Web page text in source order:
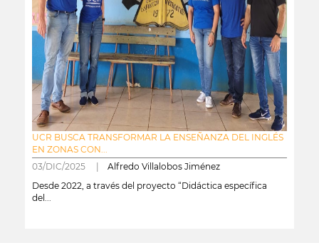
UCR BUSCA TRANSFORMAR LA ENSEÑANZA DEL INGLÉS
EN ZONAS CON...
03/DIC/2025 | Alfredo Villalobos Jiménez
Desde 2022, a través del proyecto “Didáctica específica
del...